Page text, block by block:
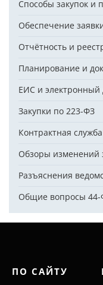
Способы закупок и
Обеспечение
Отчётность и
Планирование и
ЕИС и электронный
Закупки по 223-ФЗ
Контрактная
Обзоры изменений
Разъяснения
Общие вопросы
ПО САЙТУ